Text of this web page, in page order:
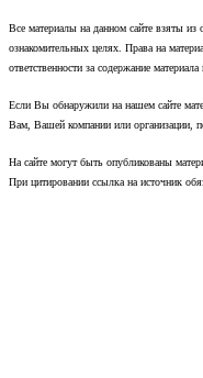
Все материалы на данном сайте взяты
ознакомительных целях. Права на
ответственности за содержание материала
Если Вы обнаружили на нашем сайте
Вам, Вашей компании или организации,
На сайте могут быть опубликованы
При цитировании ссылка на источник